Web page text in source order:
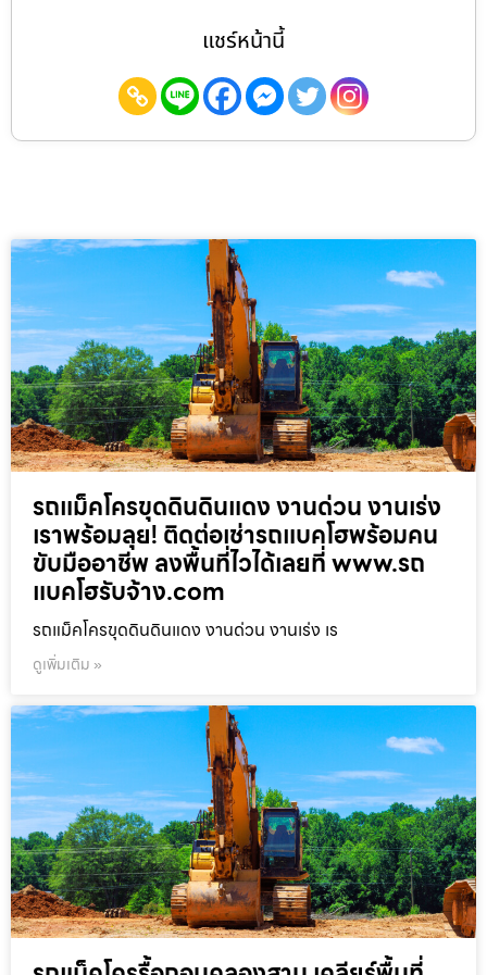
แชร์หน้านี้
รถแม็คโครขุดดินดินแดง งานด่วน งานเร่ง
เราพร้อมลุย! ติดต่อเช่ารถแบคโฮพร้อมคน
ขับมืออาชีพ ลงพื้นที่ไวได้เลยที่ www.รถ
แบคโฮรับจ้าง.com
รถแม็คโครขุดดินดินแดง งานด่วน งานเร่ง เร
ดูเพิ่มเติม »